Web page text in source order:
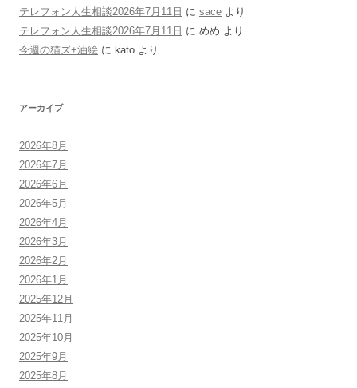
テレフォン人生相談2026年7月11日 に sace より
テレフォン人生相談2026年7月11日 に めめ より
今週の猫ズ+油絵 に kato より
アーカイブ
2026年8月
2026年7月
2026年6月
2026年5月
2026年4月
2026年3月
2026年2月
2026年1月
2025年12月
2025年11月
2025年10月
2025年9月
2025年8月